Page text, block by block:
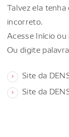
Talvez ela
incorreto.
Acesse Início
Ou digite
Site da
Site da